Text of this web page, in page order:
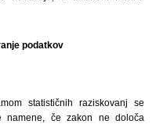
podatkov
statističnih raziskovanj se
namene, če zakon ne določa